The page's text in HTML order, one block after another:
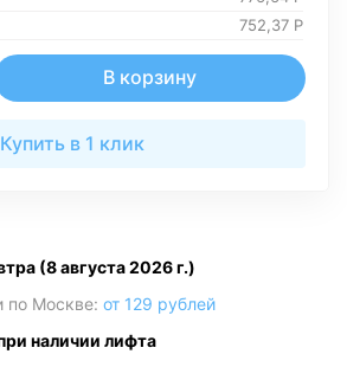
752,37 Р
В корзину
Купить в 1 клик
(8 августа 2026 г.)
по Москве: от 129 рублей
наличии лифта